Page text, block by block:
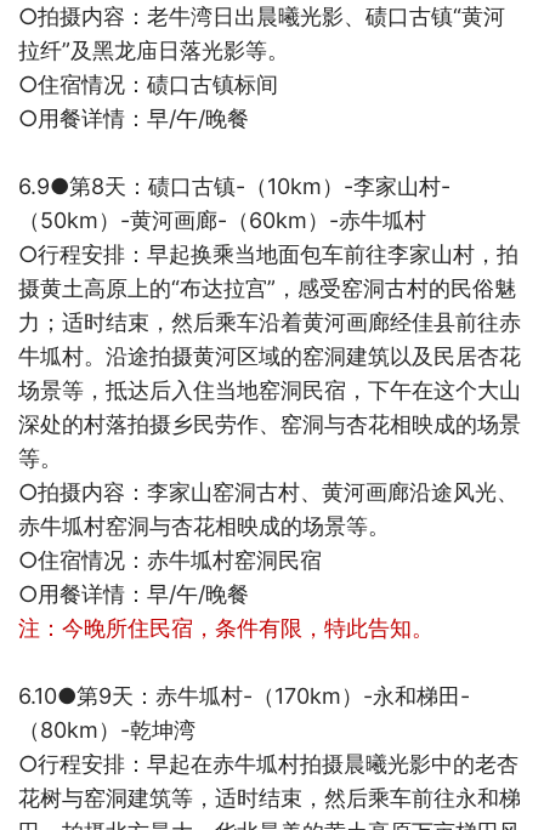
○拍摄内容： 老牛湾日出晨曦光影、碛口古镇“黄河
拉纤”及黑龙庙日落光影等。
○住宿情况： 碛口古镇标间
○用餐详情：早/午/晚餐
6.9●第8天：碛口古镇- （10km） -李家山村-
（50km） -黄河画廊- （60km） -赤牛坬村
○行程安排：早起换乘当地面包车前往李家山村， 拍
摄黄土高原上的“布达拉宫”，感受窑洞古村的民俗魅
力； 适时结束，然后乘车沿着黄河画廊经佳县前往赤
牛坬村。沿途拍摄黄河区域的窑洞建筑以及民居杏花
场景等，抵达后入住当地窑洞民宿，下午在这个大山
深处的村落拍摄乡民劳作、窑洞与杏花相映成的场景
等。
○拍摄内容： 李家山窑洞古村、 黄河画廊沿途风光、
赤牛坬村窑洞与杏花相映成的场景等。
○住宿情况：赤牛坬村窑洞民宿
○用餐详情：早/午/晚餐
注：今晚所住民宿，条件有限，特此告知。
6.10●第9天：赤牛坬村- （170km） -永和梯田-
（80km） -乾坤湾
○行程安排：早起在赤牛坬村拍摄晨曦光影中的老杏
花树与窑洞建筑等，适时结束，然后乘车前往永和梯